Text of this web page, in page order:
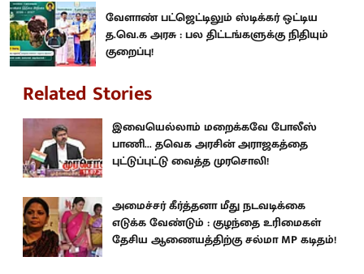
வேளாண் பட்ஜெட்டிலும் ஸ்டிக்கர் ஒட்டிய
த.வெ.க அரசு : பல திட்டங்களுக்கு நிதியும்
குறைப்பு!
Related Stories
இவையெல்லாம் மறைக்கவே போலீஸ்
பாணி... தவெக அரசின் அராஜகத்தை
புட்டுப்புட்டு வைத்த முரசொலி!
அமைச்சர் கீர்த்தனா மீது நடவடிக்கை
எடுக்க வேண்டும் : குழந்தை உரிமைகள்
தேசிய ஆணையத்திற்கு சல்மா MP கடிதம்!